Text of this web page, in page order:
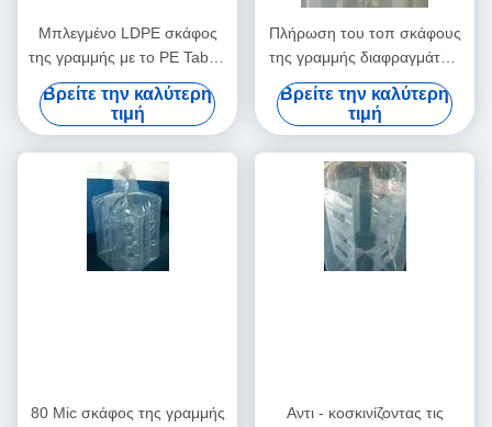
Μπλεγμένο LDPE σκάφος
της γραμμής με το PE Tabed
της Virgin στην εξωτερική
μεγάλη τσάντα και τη μαζική
τσάντα
Βρείτε την καλύτερη
τιμή
Πλήρωση του τοπ σκάφους
της γραμμής διαφραγμάτων
pe επίπεδων κατώτατων
σημείων σωλήνων για Fibc
και τη μαζική τσάντα
90*90*100cm
Βρείτε την καλύτερη
τιμή
80 Mic σκάφος της γραμμής
Αντι - κοσκινίζοντας τις